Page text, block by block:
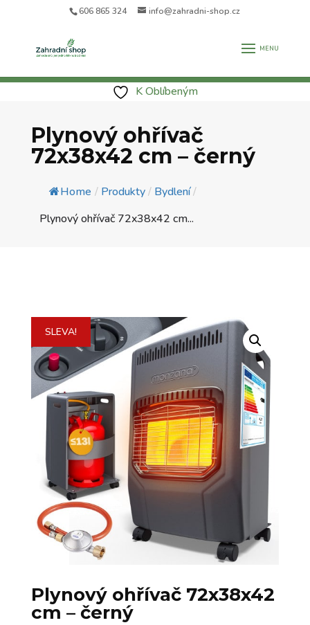
606 865 324 info@zahradni-shop.cz
K Oblíbeným
Plynový ohřívač
72x38x42 cm – černý
Home / Produkty/ Bydlení/
Plynový ohřívač 72x38x42 cm...
SLEVA!
Plynový ohřívač 72x38x42
cm – černý